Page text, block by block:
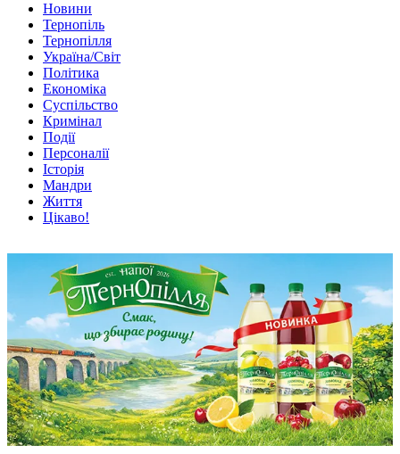
Новини
Тернопіль
Тернопілля
Україна/Світ
Політика
Економіка
Суспільство
Кримінал
Події
Персоналії
Історія
Мандри
Життя
Цікаво!